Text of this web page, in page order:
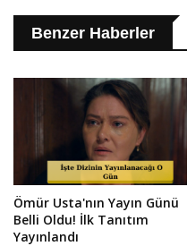
Benzer Haberler
Ömür Usta'nın Yayın Günü
Belli Oldu! İlk Tanıtım
Yayınlandı